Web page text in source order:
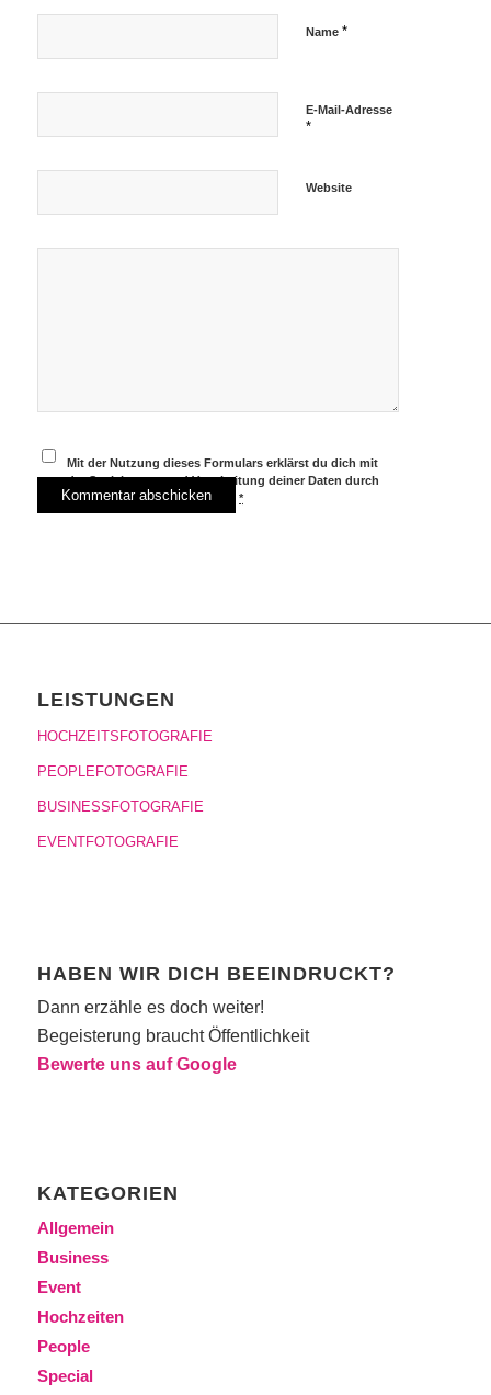
Name *
E-Mail-Adresse
*
Website
Mit der Nutzung dieses Formulars erklärst du dich mit
der Speicherung und Verarbeitung deiner Daten durch
diese Website einverstanden.*
LEISTUNGEN
HOCHZEITSFOTOGRAFIE
PEOPLEFOTOGRAFIE
BUSINESSFOTOGRAFIE
EVENTFOTOGRAFIE
HABEN WIR DICH BEEINDRUCKT?
Dann erzähle es doch weiter!
Begeisterung braucht Öffentlichkeit
Bewerte uns auf Google
KATEGORIEN
Allgemein
Business
Event
Hochzeiten
People
Special